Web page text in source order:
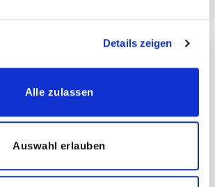
Details zeigen
Alle zulassen
Auswahl erlauben
fördern die enge Zusammenarbeit
und sozialpädagogischen
mit klaren